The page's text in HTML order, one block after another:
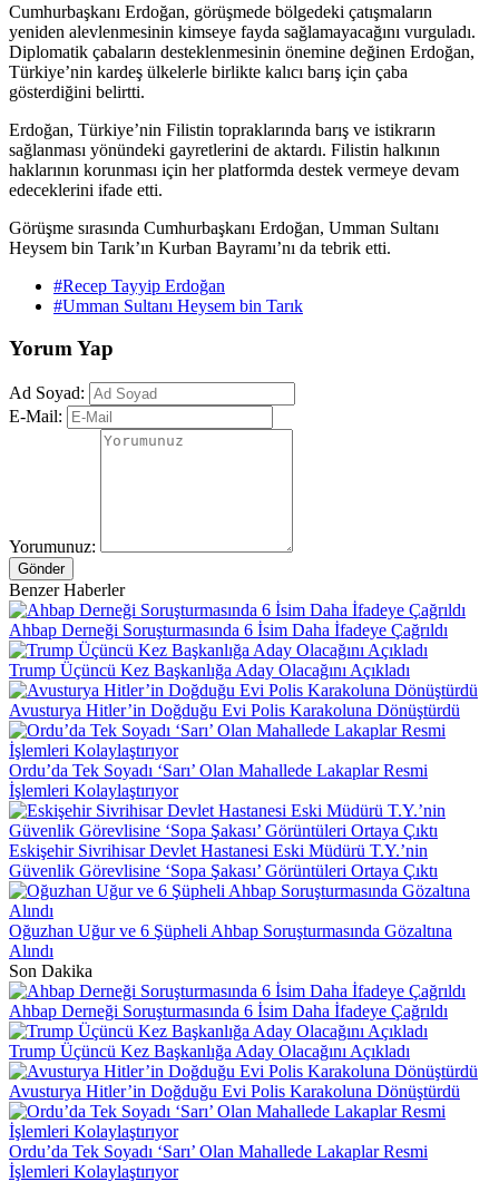
Cumhurbaşkanı Erdoğan, görüşmede bölgedeki çatışmaların
yeniden alevlenmesinin kimseye fayda sağlamayacağını vurguladı.
Diplomatik çabaların desteklenmesinin önemine değinen Erdoğan,
Türkiye’nin kardeş ülkelerle birlikte kalıcı barış için çaba
gösterdiğini belirtti.
Erdoğan, Türkiye’nin Filistin topraklarında barış ve istikrarın
sağlanması yönündeki gayretlerini de aktardı. Filistin halkının
haklarının korunması için her platformda destek vermeye devam
edeceklerini ifade etti.
Görüşme sırasında Cumhurbaşkanı Erdoğan, Umman Sultanı
Heysem bin Tarık’ın Kurban Bayramı’nı da tebrik etti.
#Recep Tayyip Erdoğan
#Umman Sultanı Heysem bin Tarık
Yorum Yap
Ad Soyad:
E-Mail:
Yorumunuz:
Gönder
Benzer Haberler
Ahbap Derneği Soruşturmasında 6 İsim Daha İfadeye Çağrıldı
Trump Üçüncü Kez Başkanlığa Aday Olacağını Açıkladı
Avusturya Hitler’in Doğduğu Evi Polis Karakoluna Dönüştürdü
Ordu’da Tek Soyadı ‘Sarı’ Olan Mahallede Lakaplar Resmi
İşlemleri Kolaylaştırıyor
Eskişehir Sivrihisar Devlet Hastanesi Eski Müdürü T.Y.’nin
Güvenlik Görevlisine ‘Sopa Şakası’ Görüntüleri Ortaya Çıktı
Oğuzhan Uğur ve 6 Şüpheli Ahbap Soruşturmasında Gözaltına
Alındı
Son Dakika
Ahbap Derneği Soruşturmasında 6 İsim Daha İfadeye Çağrıldı
Trump Üçüncü Kez Başkanlığa Aday Olacağını Açıkladı
Avusturya Hitler’in Doğduğu Evi Polis Karakoluna Dönüştürdü
Ordu’da Tek Soyadı ‘Sarı’ Olan Mahallede Lakaplar Resmi
İşlemleri Kolaylaştırıyor